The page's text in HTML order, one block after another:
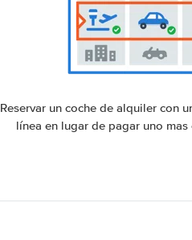
Reservar un coche de alquiler con
línea en lugar de pagar uno